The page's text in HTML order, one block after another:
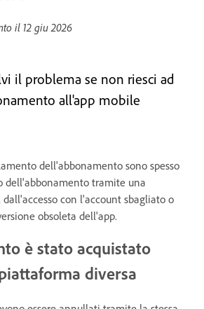
il 12 giu 2026
il problema se non riesci ad
all'app mobile
dell'abbonamento sono spesso
dell'abbonamento tramite una
con l'account sbagliato o
obsoleta dell'app.
è stato acquistato
diversa